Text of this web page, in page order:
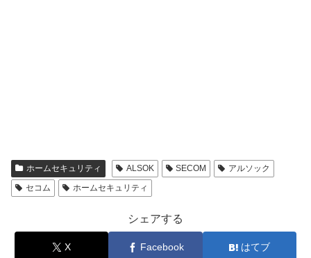
ホームセキュリティ ALSOK SECOM
アルソック
セコム
ホームセキュリティ
シェアする
X Facebook はてブ